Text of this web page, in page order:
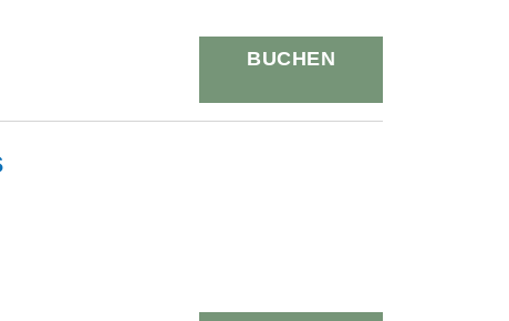
BUCHEN